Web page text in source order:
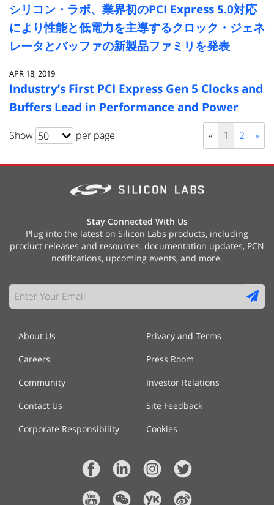
シリコン・ラボ、業界初のPCI Express 5.0対応
により性能と低電力を主導するクロック・ジェネ
レータとバッファの新製品ファミリを発表
APR 18, 2019
Industry’s First PCI Express Gen 5 Clocks and
Buffers Lead in Performance and Power
Show 50 per page « 1 2 »
Stay Connected With Us
Plug into the latest on Silicon Labs products, including
product releases and resources, documentation updates, PCN
notifications, upcoming events, and more.
About Us
Careers
Community
Contact Us
Corporate Responsibility
Privacy and Terms
Press Room
Investor Relations
Site Feedback
Cookies